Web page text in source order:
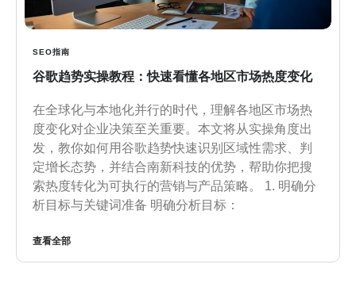
SEO指南
谷歌趋势实操教程：快速看懂各地区市场热度变化
在全球化与本地化并行的时代，理解各地区市场热
度变化对企业决策至关重要。本文将从实操角度出
发，教你如何用谷歌趋势快速识别区域性需求、判
定增长态势，并结合南新科技的优势，帮助你把搜
索热度转化为可执行的营销与产品策略。 1. 明确分
析目标与关键词准备 明确分析目标：
查看全部